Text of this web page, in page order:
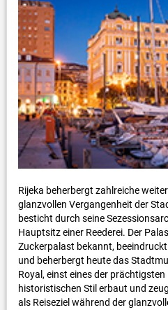
Rijeka beherbergt zahlreiche
glanzvollen Vergangenheit der
besticht durch seine
Hauptsitz einer Reederei. Der
Zuckerpalast bekannt,
und beherbergt heute das
Royal, einst eines der
historistischen Stil erbaut und
als Reiseziel während der